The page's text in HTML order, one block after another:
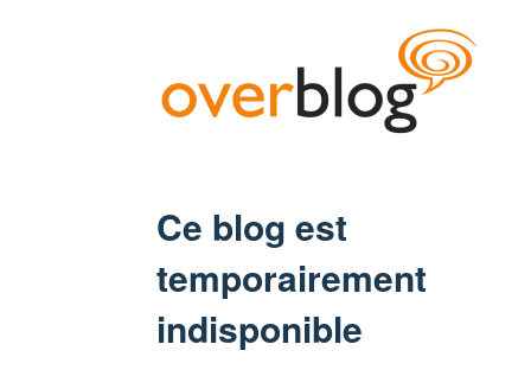
Ce blog est
temporairement
indisponible